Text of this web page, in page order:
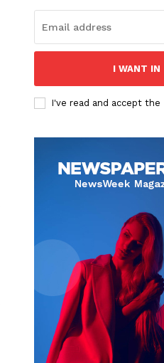
I WANT IN
I've read and accept the